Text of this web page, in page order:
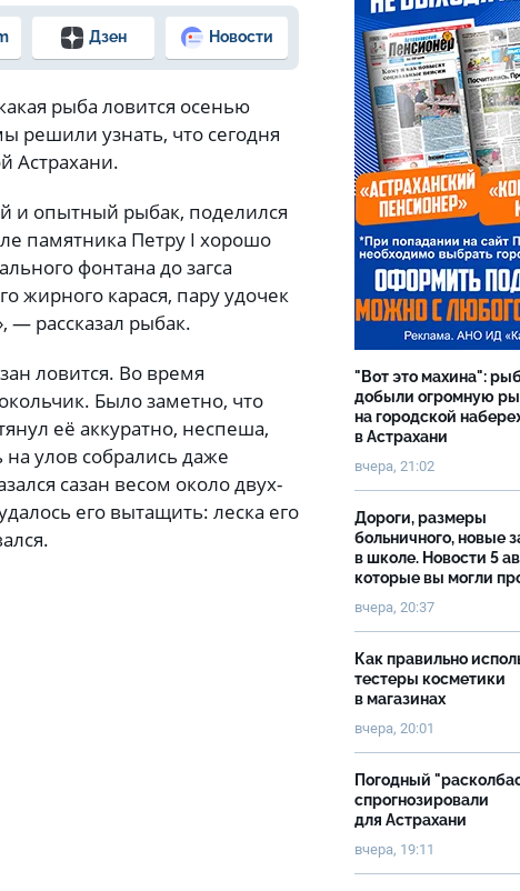
Дзен Новости
рыба ловится осенью
решили узнать, что сегодня
Астрахани.
и опытный рыбак, поделился
памятника Петру I хорошо
фонтана до загса
жирного карася, пару удочек
— рассказал рыбак.
ловится. Во время
Было заметно, что
её аккуратно, неспеша,
улов собрались даже
сазан весом около двух-
его вытащить: леска его
"Вот это махина":
добыли огромную
на городской
в Астрахани
вчера, 21:02
Дороги, размеры
больничного, новые
в школе. Новости 5
которые вы могли
вчера, 20:37
Как правильно
тестеры косметики
в магазинах
вчера, 20:01
Погодный
спрогнозировали
для Астрахани
вчера, 19:11